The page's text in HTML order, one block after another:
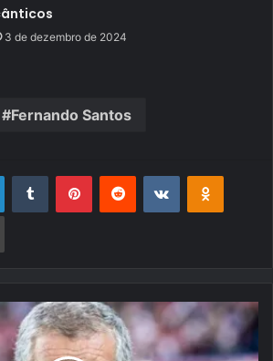
3 de dezembro de 2024
Fernando Santos
LinkedinTumblr PinterestReddit VK OK
Imprimir